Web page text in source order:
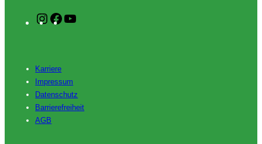
I
t
a
g
r
F
b
o
b
Karriere
Impressum
Datenschutz
Barrierefreiheit
AGB